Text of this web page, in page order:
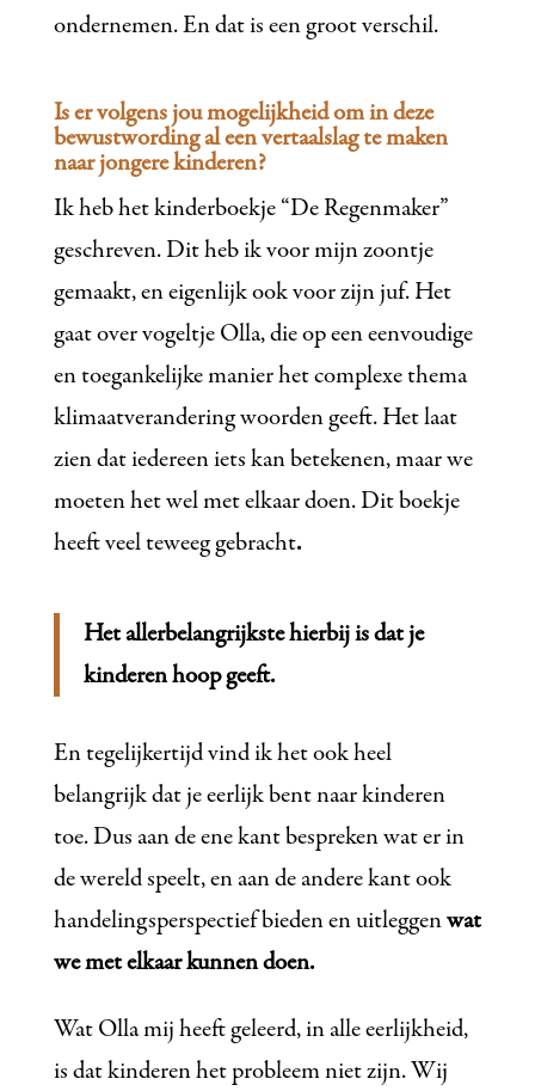
ondernemen. En dat is een groot verschil.
Is er volgens jou mogelijkheid om in deze
bewustwording al een vertaalslag te maken
naar jongere kinderen?
Ik heb het kinderboekje “De Regenmaker”
geschreven. Dit heb ik voor mijn zoontje
gemaakt, en eigenlijk ook voor zijn juf. Het
gaat over vogeltje Olla, die op een eenvoudige
en toegankelijke manier het complexe thema
klimaatverandering woorden geeft. Het laat
zien dat iedereen iets kan betekenen, maar we
moeten het wel met elkaar doen. Dit boekje
heeft veel teweeg gebracht.
Het allerbelangrijkste hierbij is dat je
kinderen hoop geeft.
En tegelijkertijd vind ik het ook heel
belangrijk dat je eerlijk bent naar kinderen
toe. Dus aan de ene kant bespreken wat er in
de wereld speelt, en aan de andere kant ook
handelingsperspectief bieden en uitleggenwat
we met elkaar kunnen doen.
Wat Olla mij heeft geleerd, in alle eerlijkheid,
is dat kinderen het probleem niet zijn. Wij